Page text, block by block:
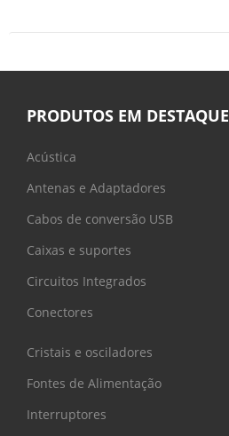
PRODUTOS EM DESTAQUE
Acústica
Antenas e Adaptadores
Cabos de conversão USB
Caixas e suportes
Circuitos Integrados
Conectores
Cristais e osciladores
Fontes de Alimentação
Interruptores